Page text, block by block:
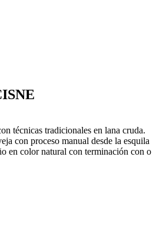
técnicas tradicionales en lana cruda.
con proceso manual desde la esquila
en color natural con terminación con o